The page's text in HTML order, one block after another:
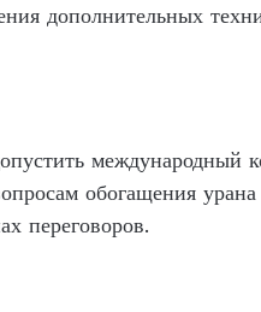
дополнительных
международный
обогащения
переговоров.